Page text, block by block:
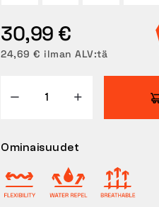
30,99 €
24,69 € ilman ALV:tä
Ominaisuudet